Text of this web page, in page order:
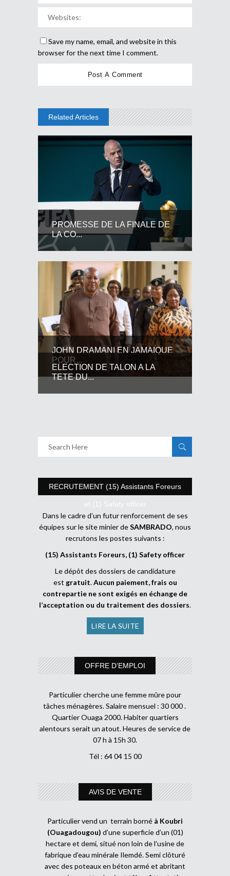
Save my name, email, and website in this
browser for the next time I comment.
Related Articles
PROMESSE DE LA FINALE DE
LA CO...
JOHN DRAMANI EN JAMAIQUE
POUR...
ELECTION DE TALON A LA
TETE DU...
RECRUTEMENT (15) Assistants Foreurs
et (1) Safety officer
Dans le cadre d’un futur renforcement de ses
équipes sur le site minier deSAMBRADO, nous
recrutons les postes suivants :
(15) Assistants Foreurs, (1) Safety officer
Le dépôt des dossiers de candidature
est gratuit.Aucun paiement, frais ou
contrepartie ne sont exigés en échange de
l’acceptation ou du traitement des dossiers.
LIRE LA SUITE
OFFRE D’EMPLOI
Particulier cherche une femme mûre pour
tâches ménagères. Salaire mensuel : 30 000 .
Quartier Ouaga 2000. Habiter quartiers
alentours serait un atout. Heures de service de
07 h à 15h 30.
Tél : 64 04 15 00
AVIS DE VENTE
Particulier vend un terrain borné à Koubri
(Ouagadougou) d’une superficie d’un (01)
hectare et demi, situé non loin de l’usine de
fabrique d’eau minérale Ilemdé. Semi clôturé
avec des poteaux en béton armé et abritant